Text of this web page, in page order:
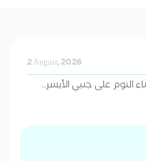
2 August, 2026
النوم على جنبي الأيسر..